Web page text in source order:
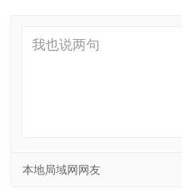
本地局域网网友